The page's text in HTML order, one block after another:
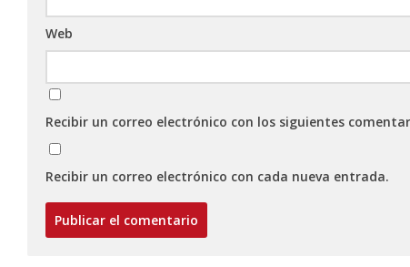
Web
Recibir un correo electrónico con los siguientes
Recibir un correo electrónico con cada nueva entrada.